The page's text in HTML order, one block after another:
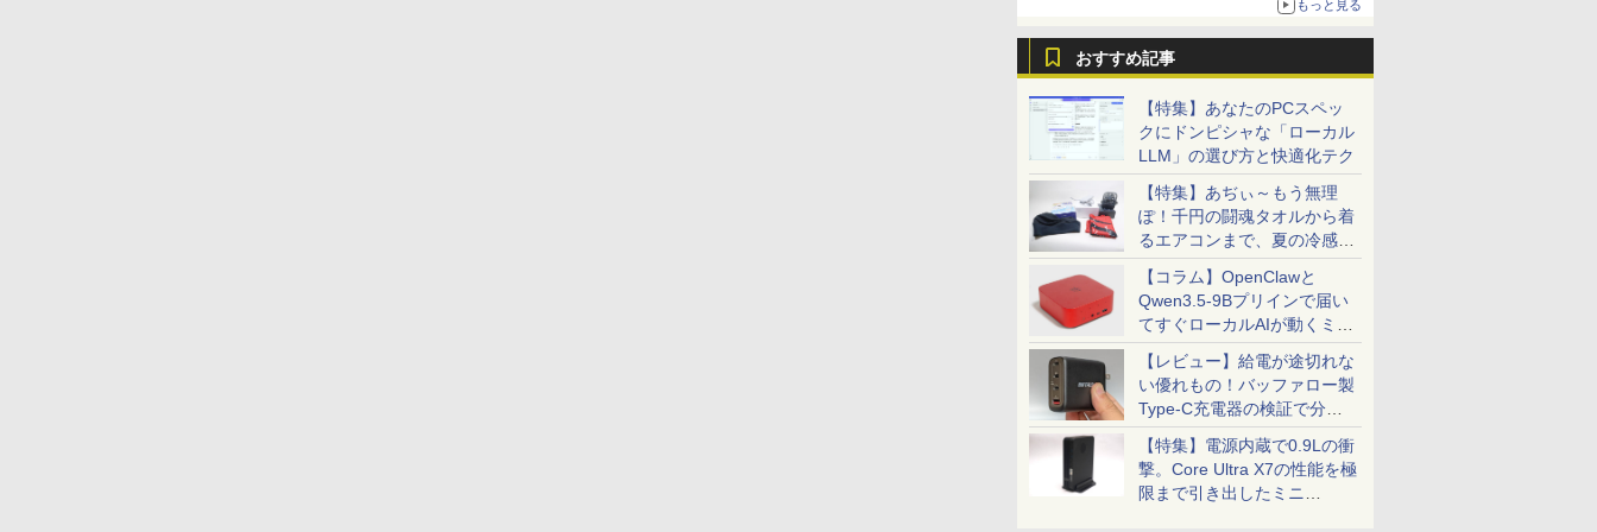
もっと見る
おすすめ記事
【特集】あなたのPCスペッ
クにドンピシャな「ローカル
LLM」の選び方と快適化テク
【特集】あぢぃ～もう無理
ぽ！千円の闘魂タオルから着
るエアコンまで、夏の冷感グ
ッズ一挙紹介
【コラム】OpenClawと
Qwen3.5-9Bプリインで届い
てすぐローカルAIが動くミニ
PC「SER9 Pro」
【レビュー】給電が途切れな
い優れもの！バッファロー製
Type-C充電器の検証で分か
ったこと
【特集】電源内蔵で0.9Lの衝
撃。Core Ultra X7の性能を極
限まで引き出したミニ